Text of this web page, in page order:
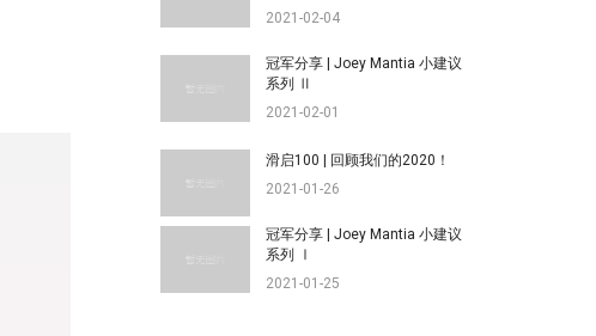
2021-02-04
冠军分享 | Joey Mantia 小建议
系列 Ⅱ
2021-02-01
滑启100 | 回顾我们的2020！
2021-01-26
冠军分享 | Joey Mantia 小建议
系列 Ⅰ
2021-01-25